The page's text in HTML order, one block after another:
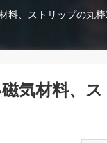
料、ストリップの丸
気材料、